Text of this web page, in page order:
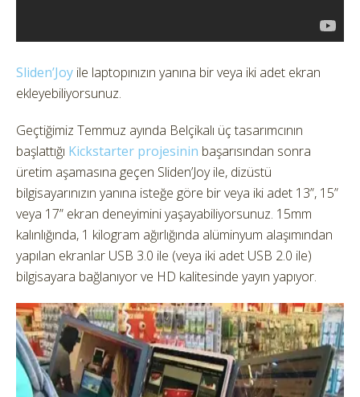
Sliden’Joy ile laptopınızın yanına bir veya iki adet ekran
ekleyebiliyorsunuz.
Geçtiğimiz Temmuz ayında Belçikalı üç tasarımcının
başlattığı Kickstarter projesinin başarısından sonra
üretim aşamasına geçen Sliden’Joy ile, dizüstü
bilgisayarınızın yanına isteğe göre bir veya iki adet 13”, 15”
veya 17” ekran deneyimini yaşayabiliyorsunuz. 15mm
kalınlığında, 1 kilogram ağırlığında alüminyum alaşımından
yapılan ekranlar USB 3.0 ile (veya iki adet USB 2.0 ile)
bilgisayara bağlanıyor ve HD kalitesinde yayın yapıyor.